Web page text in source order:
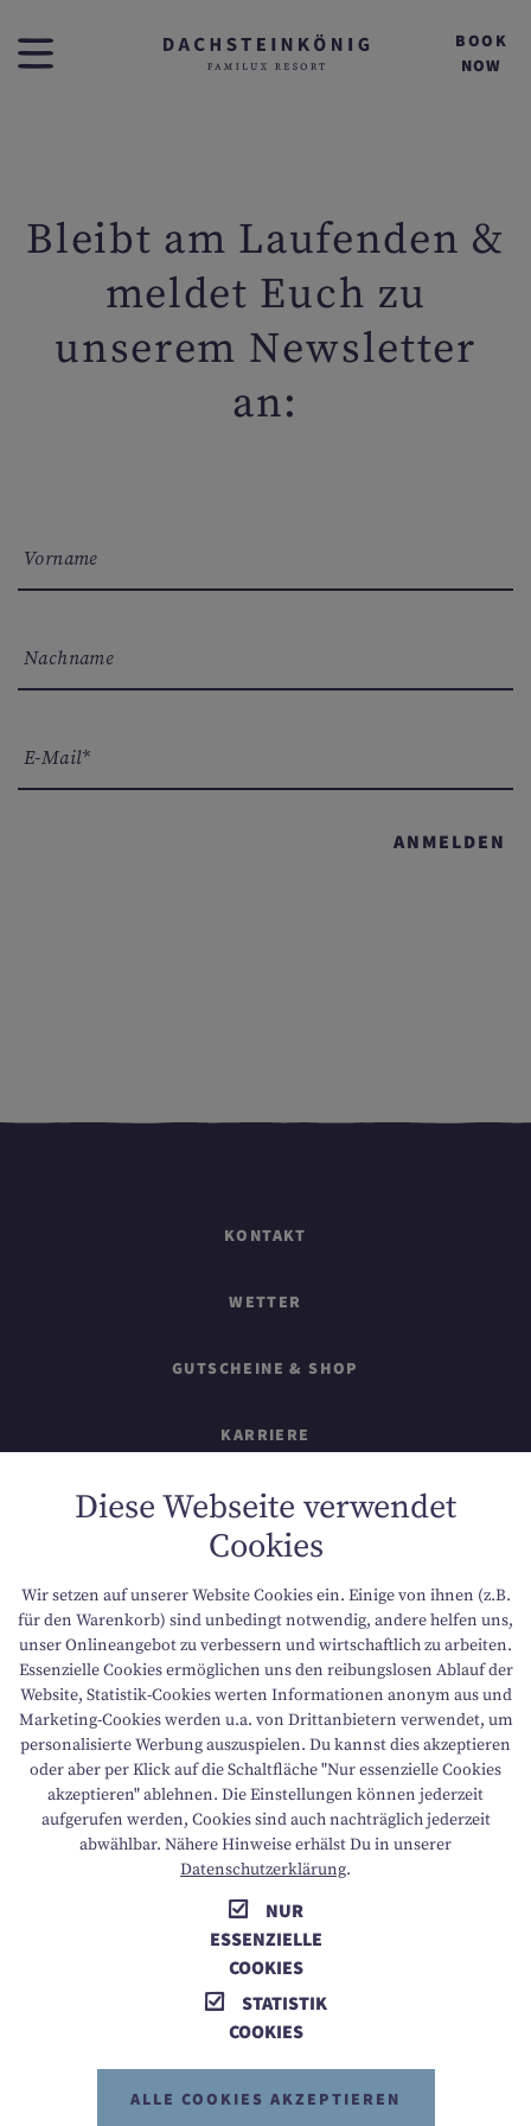
BOOK
NOW
Bleibt am Laufenden &
meldet Euch zu
unserem Newsletter
an:
Vorname
Nachname
E-Mail*
ANMELDEN
KONTAKT
WETTER
GUTSCHEINE & SHOP
KARRIERE
IMPRESSUM
DATENSCHUTZ
NACHHALTIGKEIT
BARRIEREFREIHEIT
T +43 6136 8888 E info@dachsteinkoenig.at
A Am Hornspitz 1, 4824 Gosau, AT
Diese Webseite verwendet
Cookies
Wir setzen auf unserer Website Cookies ein. Einige von ihnen (z.B.
für den Warenkorb) sind unbedingt notwendig, andere helfen uns,
unser Onlineangebot zu verbessern und wirtschaftlich zu arbeiten.
Essenzielle Cookies ermöglichen uns den reibungslosen Ablauf der
Website, Statistik-Cookies werten Informationen anonym aus und
Marketing-Cookies werden u.a. von Drittanbietern verwendet, um
personalisierte Werbung auszuspielen. Du kannst dies akzeptieren
oder aber per Klick auf die Schaltfläche "Nur essenzielle Cookies
akzeptieren" ablehnen. Die Einstellungen können jederzeit
aufgerufen werden, Cookies sind auch nachträglich jederzeit
abwählbar. Nähere Hinweise erhälst Du in unserer
Datenschutzerklärung.
NUR
ESSENZIELLE
COOKIES
STATISTIK
COOKIES
ALLE COOKIES AKZEPTIEREN